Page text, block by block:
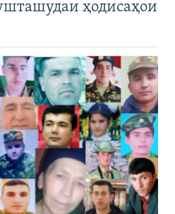
ҳодисаҳои